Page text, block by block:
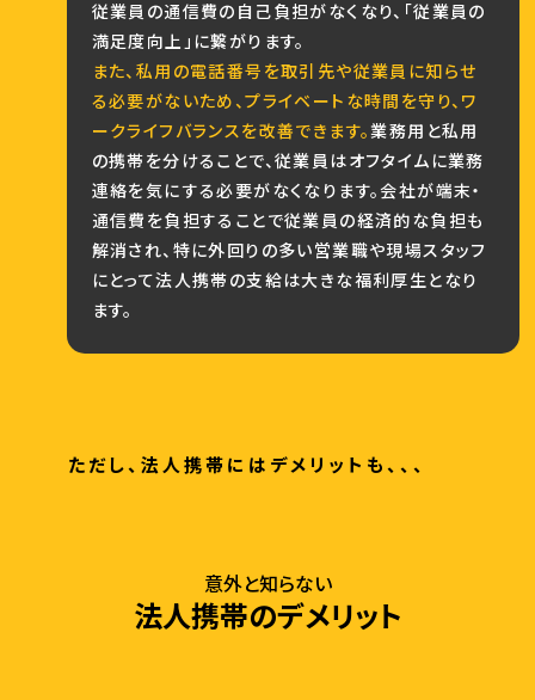
従業員の通信費の自己負担がなくなり、「従業員の
満足度向上」に繋がります。
また、私用の電話番号を取引先や従業員に知らせ
る必要がないため、プライベートな時間を守り、ワ
ークライフバランスを改善できます。業務用と私用
の携帯を分けることで、従業員はオフタイムに業務
連絡を気にする必要がなくなります。会社が端末・
通信費を負担することで従業員の経済的な負担も
解消され、特に外回りの多い営業職や現場スタッフ
にとって法人携帯の支給は大きな福利厚生となり
ます。
ただし、法人携帯にはデメリットも、、、
意外と知らない
法人携帯のデメリット